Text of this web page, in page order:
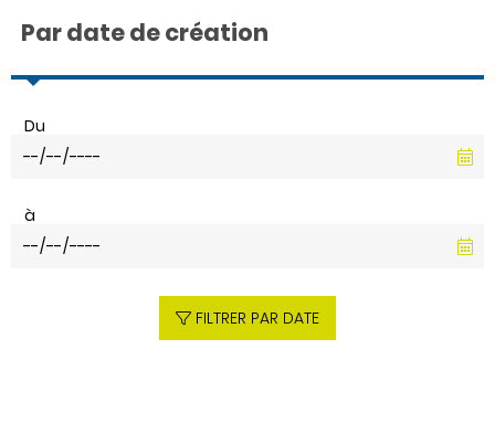
Par date de création
Du
à
FILTRER PAR DATE